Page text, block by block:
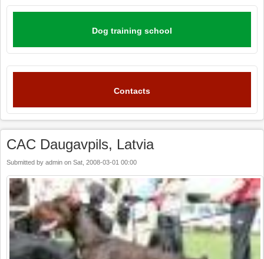
Dog training school
Contacts
CAC Daugavpils, Latvia
Submitted by admin on Sat, 2008-03-01 00:00